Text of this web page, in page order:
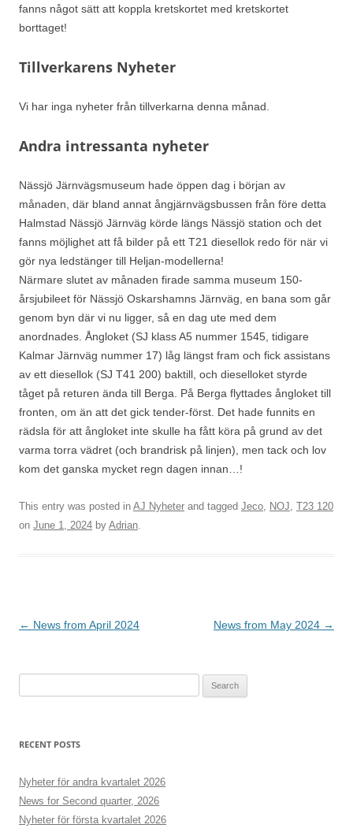
fanns något sätt att koppla kretskortet med kretskortet
borttaget!
Tillverkarens Nyheter
Vi har inga nyheter från tillverkarna denna månad.
Andra intressanta nyheter
Nässjö Järnvägsmuseum hade öppen dag i början av
månaden, där bland annat ångjärnvägsbussen från före detta
Halmstad Nässjö Järnväg körde längs Nässjö station och det
fanns möjlighet att få bilder på ett T21 diesellok redo för när vi
gör nya ledstänger till Heljan-modellerna!
Närmare slutet av månaden firade samma museum 150-
årsjubileet för Nässjö Oskarshamns Järnväg, en bana som går
genom byn där vi nu ligger, så en dag ute med dem
anordnades. Ångloket (SJ klass A5 nummer 1545, tidigare
Kalmar Järnväg nummer 17) låg längst fram och fick assistans
av ett diesellok (SJ T41 200) baktill, och dieselloket styrde
tåget på returen ända till Berga. På Berga flyttades ångloket till
fronten, om än att det gick tender-först. Det hade funnits en
rädsla för att ångloket inte skulle ha fått köra på grund av det
varma torra vädret (och brandrisk på linjen), men tack och lov
kom det ganska mycket regn dagen innan…!
This entry was posted in AJ Nyheter and tagged Jeco, NOJ, T23 120
on June 1, 2024 by Adrian.
Post
← News from April 2024 News from May 2024 →
RECENT POSTS
Nyheter för andra kvartalet 2026
News for Second quarter, 2026
Nyheter för första kvartalet 2026